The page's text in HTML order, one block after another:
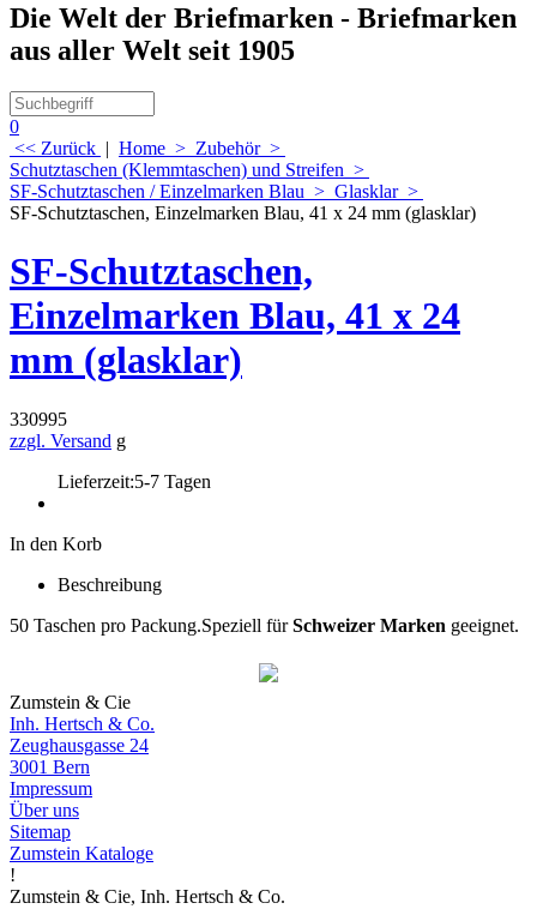
Die Welt der Briefmarken - Briefmarken
aus aller Welt seit 1905
0
<< Zurück | Home > Zubehör>
Schutztaschen (Klemmtaschen) und Streifen >
SF-Schutztaschen / Einzelmarken Blau > Glasklar>
SF-Schutztaschen, Einzelmarken Blau, 41 x 24 mm (glasklar)
SF-Schutztaschen,
Einzelmarken Blau, 41 x 24
mm (glasklar)
330995
zzgl. Versand g
Lieferzeit:5-7 Tagen
In den Korb
Beschreibung
50 Taschen pro Packung.Speziell fürSchweizer Marken geeignet.
Zumstein & Cie
Inh. Hertsch & Co.
Zeughausgasse 24
3001 Bern
Impressum
Über uns
Sitemap
Zumstein Kataloge
!
Zumstein & Cie, Inh. Hertsch & Co.